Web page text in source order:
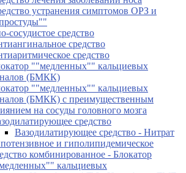
устранения симптомов ОРЗ и
сосудистое средство
средство
средство
""медленных"" кальциевых
(БМКК)
""медленных"" кальциевых
(БМКК) с преимущественным
на сосуды головного мозга
средство
Вазодилатирующее средство - Нитрат
и гиполипидемическое
комбинированное - Блокатор
кальциевых